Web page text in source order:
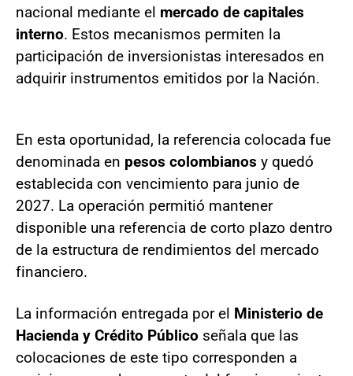
nacional mediante el mercado de capitales
interno. Estos mecanismos permiten la
participación de inversionistas interesados en
adquirir instrumentos emitidos por la Nación.
En esta oportunidad, la referencia colocada fue
denominada en pesos colombianos y quedó
establecida con vencimiento para junio de
2027. La operación permitió mantener
disponible una referencia de corto plazo dentro
de la estructura de rendimientos del mercado
financiero.
La información entregada por el Ministerio de
Hacienda y Crédito Público señala que las
colocaciones de este tipo corresponden a